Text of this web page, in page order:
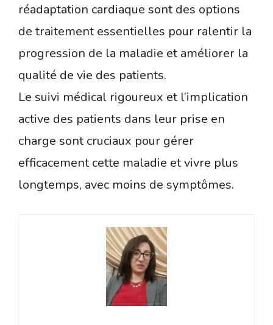
réadaptation cardiaque sont des options
de traitement essentielles pour ralentir la
progression de la maladie et améliorer la
qualité de vie des patients.
Le suivi médical rigoureux et l’implication
active des patients dans leur prise en
charge sont cruciaux pour gérer
efficacement cette maladie et vivre plus
longtemps, avec moins de symptômes.